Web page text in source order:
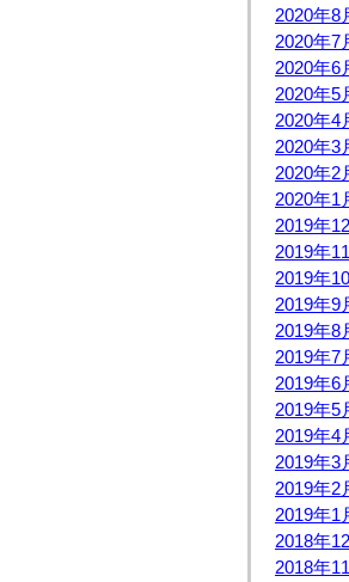
2020年8
2020年7
2020年6
2020年5
2020年4
2020年3
2020年2
2020年1
2019年
2019年
2019年
2019年9
2019年8
2019年7
2019年6
2019年5
2019年4
2019年3
2019年2
2019年1
2018年
2018年